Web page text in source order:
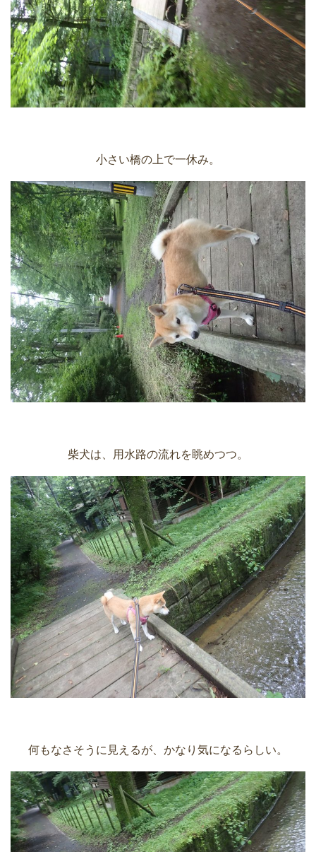
小さい橋の上で一休み。
柴犬は、用水路の流れを眺めつつ。
何もなさそうに見えるが、かなり気になるらしい。